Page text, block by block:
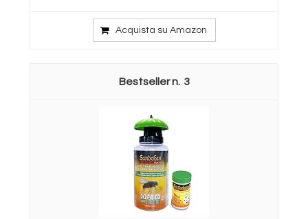
Acquista su Amazon
3